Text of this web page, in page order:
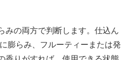
みの両方で判断します。仕込ん
膨らみ、フルーティーまたは発